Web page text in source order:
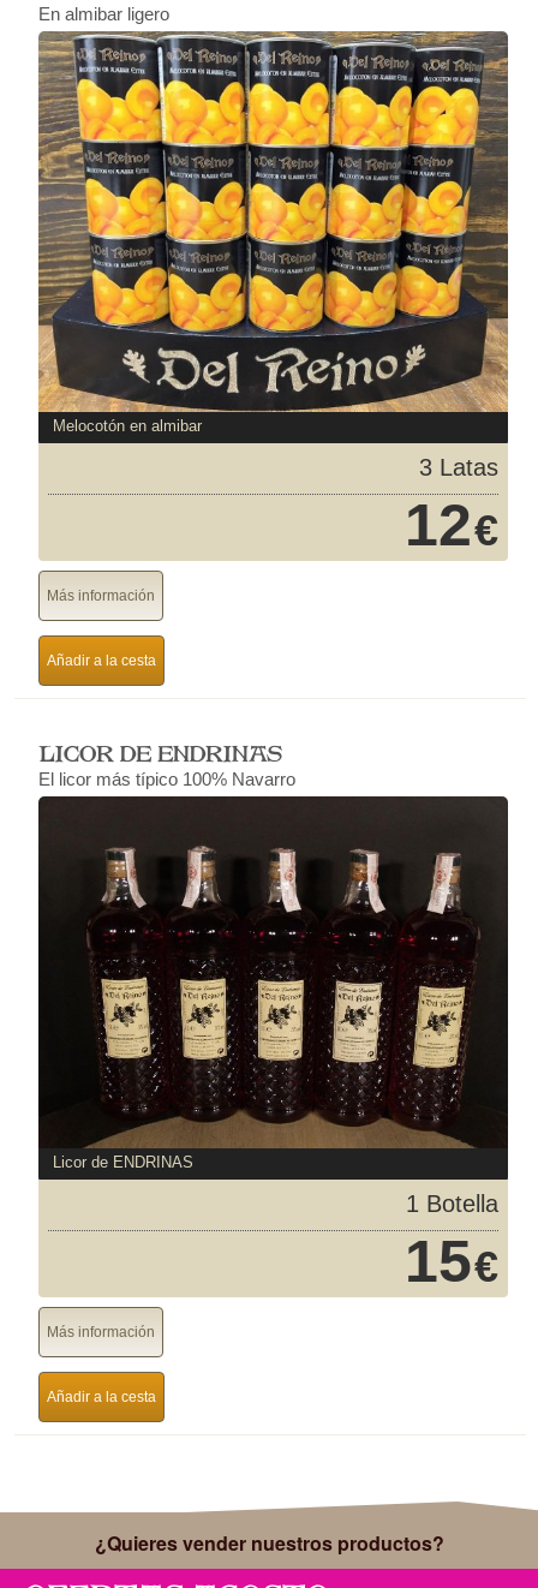
En almibar ligero
Melocotón en almibar
3 Latas
12€
Más información
Añadir a la cesta
LICOR DE ENDRINAS
El licor más típico 100% Navarro
Licor de ENDRINAS
1 Botella
15€
Más información
Añadir a la cesta
¿Quieres vender nuestros productos?